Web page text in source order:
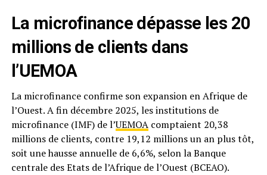
La microfinance dépasse les 20
millions de clients dans
l’UEMOA
La microfinance confirme son expansion en Afrique de
l’Ouest. A fin décembre 2025, les institutions de
microfinance (IMF) de l’UEMOAcomptaient 20,38
millions de clients, contre 19,12 millions un an plus tôt,
soit une hausse annuelle de 6,6%, selon la Banque
centrale des Etats de l’Afrique de l’Ouest (BCEAO).